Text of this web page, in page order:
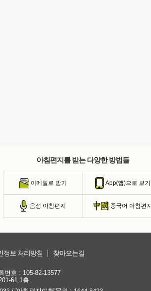
아침편지를 받는 다양한 방법들
이메일로 받기 App(앱)으로 보기
음성 아침편지 중국어 아침편지
정보 처리방침 찾아오는길
번호 : 105-82-13577
61,1층